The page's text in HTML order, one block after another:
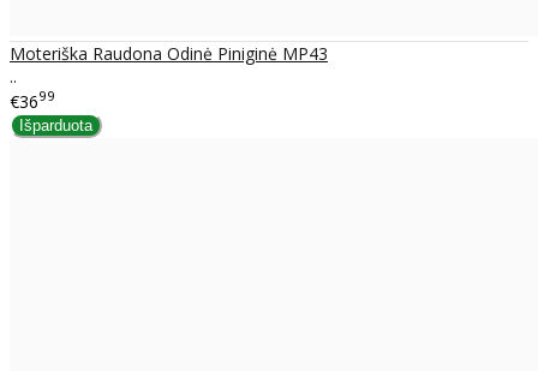
Moteriška Raudona Odinė Piniginė MP43
..
€3699